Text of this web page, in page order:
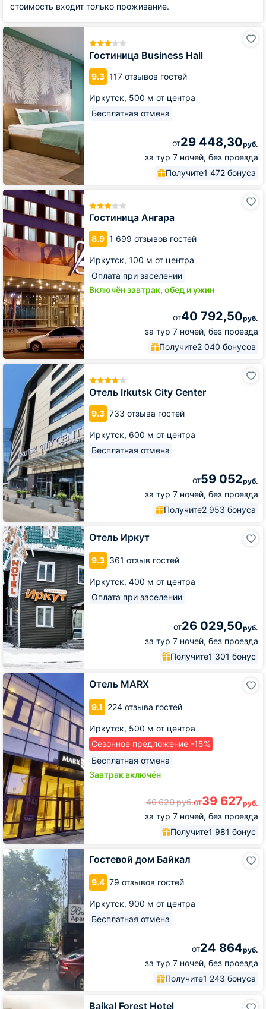
стоимость входит только проживание.
Гостиница Business Hall
9.3 117 отзывов гостей
Иркутск, 500 м от центра
Бесплатная отмена
от29 448,30руб.
за тур 7 ночей, без проезда
Получите1 472 бонуса
Гостиница
Business
Hall
Гостиница Ангара
8.9 1 699 отзывов гостей
Иркутск, 100 м от центра
Оплата при заселении
Включён завтрак, обед и ужин
от40 792,50руб.
за тур 7 ночей, без проезда
Получите2 040 бонусов
Гостиница
Ангара
Отель Irkutsk City Center
9.3 733 отзыва гостей
Иркутск, 600 м от центра
Бесплатная отмена
от59 052руб.
за тур 7 ночей, без проезда
Получите2 953 бонуса
Отель
Center
Отель Иркут
9.3 361 отзыв гостей
Иркутск, 400 м от центра
Оплата при заселении
от26 029,50руб.
за тур 7 ночей, без проезда
Получите1 301 бонус
Отель
Иркут
Отель MARX
9.1 224 отзыва гостей
Иркутск, 500 м от центра
Сезонное предложение -15%
Бесплатная отмена
Завтрак включён
46 620руб.от39 627руб.
за тур 7 ночей, без проезда
Получите1 981 бонус
Отель
MARX
Гостевой дом Байкал
9.4 79 отзывов гостей
Иркутск, 900 м от центра
Бесплатная отмена
от24 864руб.
за тур 7 ночей, без проезда
Получите1 243 бонуса
Гостевой
дом
Байкал
Baikal Forest Hotel
Baikal